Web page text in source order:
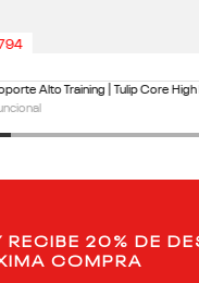
Alto Training | Tulip Core
RECIBE 20% DE
COMPRA